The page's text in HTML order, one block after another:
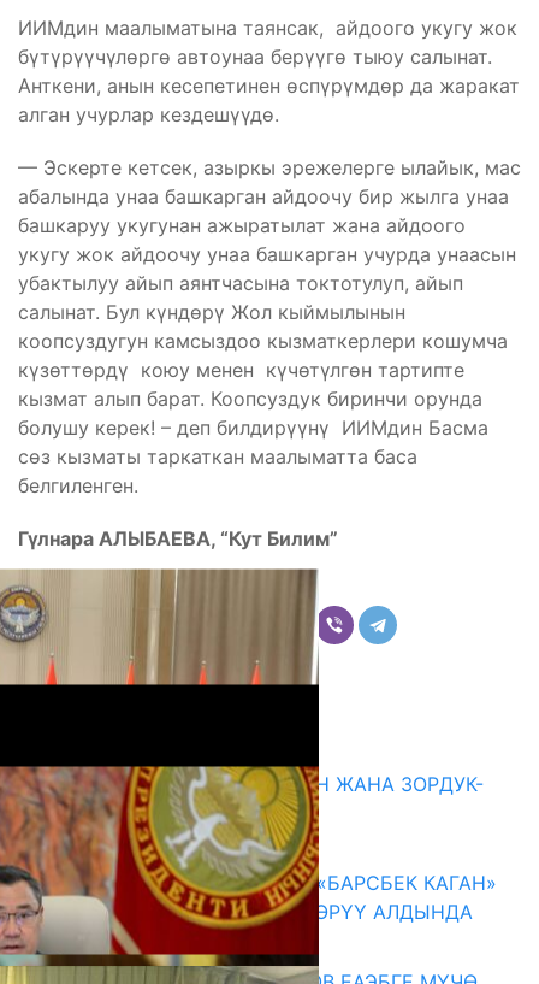
ИИМдин маалыматына таянсак, айдоого укугу жок
бүтүрүүчүлөргө автоунаа берүүгө тыюу салынат.
Анткени, анын кесепетинен өспүрүмдөр да жаракат
алган учурлар кездешүүдө.
— Эскерте кетсек, азыркы эрежелерге ылайык, мас
абалында унаа башкарган айдоочу бир жылга унаа
башкаруу укугунан ажыратылат жана айдоого
укугу жок айдоочу унаа башкарган учурда унаасын
убактылуу айып аянтчасына токтотулуп, айып
салынат. Бул күндөрү Жол кыймылынын
коопсуздугун камсыздоо кызматкерлери кошумча
күзөттөрдү коюу менен күчөтүлгөн тартипте
кызмат алып барат. Коопсуздук биринчи орунда
болушу керек! – деп билдирүүнү ИИМдин Басма
сөз кызматы таркаткан маалыматта баса
белгиленген.
Гүлнара АЛЫБАЕВА, “Кут Билим”
Комментарийлер
ГЕНДЕРДИК БАСМЫРЛООДОН ЖАНА ЗОРДУК-
ЗОМБУЛУКТАН КОРГОО
07.08.2026
КЫРГЫЗ ТАРЫХЫ ТАСМАДА: «БАРСБЕК КАГАН»
КӨРКӨМ ТАСМАСЫ ЖАРЫК КӨРҮҮ АЛДЫНДА
07.08.2026